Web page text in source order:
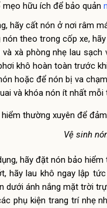
hữu ích để bảo quản
hãy cất nón ở nơi râm
nón theo trong cốp xe,
và xà phòng nhẹ lau
khô hoàn toàn trước
hoặc để nón bị va
và khóa nón ít nhất
Vệ sinh
hãy đặt nón bảo
hãy lau khô ngay lập
dưới ánh nắng mặt trời
phụ kiện trang trí nhẹ